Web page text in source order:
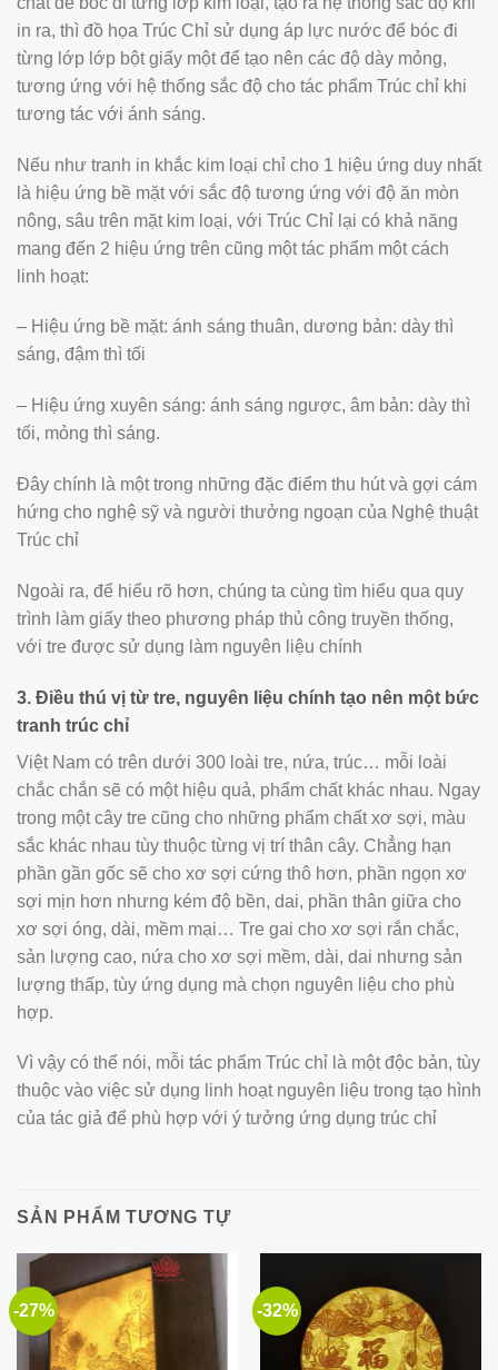
in ra, thì đồ họa Trúc Chỉ sử dụng áp lực nước để bóc đi
từng lớp lớp bột giấy một để tạo nên các độ dày mỏng,
tương ứng với hệ thống sắc độ cho tác phẩm Trúc chỉ khi
tương tác với ánh sáng.
Nếu như tranh in khắc kim loại chỉ cho 1 hiệu ứng duy nhất
là hiệu ứng bề mặt với sắc độ tương ứng với độ ăn mòn
nông, sâu trên mặt kim loại, với Trúc Chỉ lại có khả năng
mang đến 2 hiệu ứng trên cũng một tác phẩm một cách
linh hoạt:
– Hiệu ứng bề mặt: ánh sáng thuân, dương bản: dày thì
sáng, đậm thì tối
– Hiệu ứng xuyên sáng: ánh sáng ngược, âm bản: dày thì
tối, mỏng thì sáng.
Đây chính là một trong những đặc điểm thu hút và gợi cám
hứng cho nghệ sỹ và người thưởng ngoạn của Nghệ thuật
Trúc chỉ
Ngoài ra, để hiểu rõ hơn, chúng ta cùng tìm hiểu qua quy
trình làm giấy theo phương pháp thủ công truyền thống,
với tre được sử dụng làm nguyên liệu chính
3. Điều thú vị từ tre, nguyên liệu chính tạo nên một bức
tranh trúc chỉ
Việt Nam có trên dưới 300 loài tre, nứa, trúc… mỗi loài
chắc chắn sẽ có một hiệu quả, phẩm chất khác nhau. Ngay
trong một cây tre cũng cho những phẩm chất xơ sợi, màu
sắc khác nhau tùy thuộc từng vị trí thân cây. Chẳng hạn
phần gần gốc sẽ cho xơ sợi cứng thô hơn, phần ngọn xơ
sợi mịn hơn nhưng kém độ bền, dai, phần thân giữa cho
xơ sợi óng, dài, mềm mại… Tre gai cho xơ sợi rắn chắc,
sản lượng cao, nứa cho xơ sợi mềm, dài, dai nhưng sản
lượng thấp, tùy ứng dụng mà chọn nguyên liệu cho phù
hợp.
Vì vậy có thể nói, mỗi tác phẩm Trúc chỉ là một độc bản, tùy
thuộc vào việc sử dụng linh hoạt nguyên liệu trong tạo hình
của tác giả để phù hợp với ý tưởng ứng dụng trúc chỉ
SẢN PHẨM TƯƠNG TỰ
-27% -32%